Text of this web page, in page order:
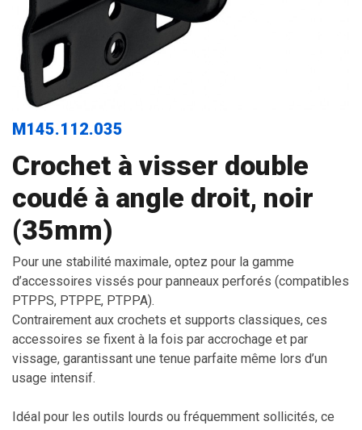
M145.112.035
Crochet à visser double
coudé à angle droit, noir
(35mm)
Pour une stabilité maximale, optez pour la gamme
d’accessoires vissés pour panneaux perforés (compatibles
PTPPS, PTPPE, PTPPA).
Contrairement aux crochets et supports classiques, ces
accessoires se fixent à la fois par accrochage et par
vissage, garantissant une tenue parfaite même lors d’un
usage intensif.
Idéal pour les outils lourds ou fréquemment sollicités, ce